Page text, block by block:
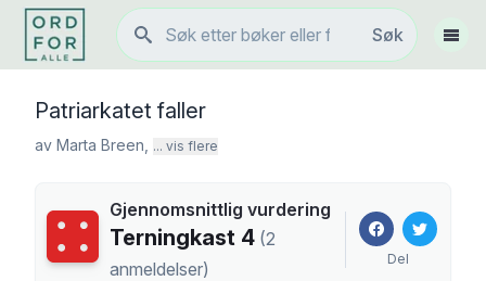
Søk
Søk
Vis
Patriarkatet faller
av Marta Breen ... vis flere
Terningkast
Gjennomsnittlig vurdering
Terningkast 4 (2
anmeldelser) Del